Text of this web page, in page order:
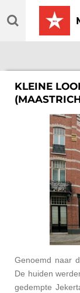
direct
KLEINE
Genoemd naar
De huiden
gedempte